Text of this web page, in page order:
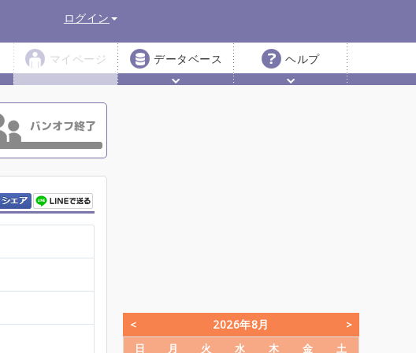
ログイン
マイページ データベース ヘルプ
2026年8月
日 月 火 水 木 金
土